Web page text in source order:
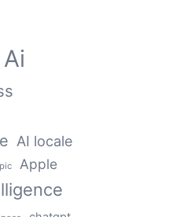
Ai
AI locale
Apple